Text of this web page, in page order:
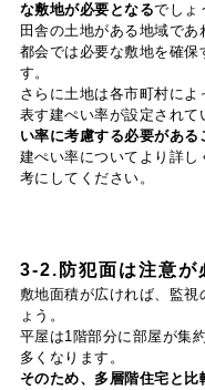
な敷地が必要となるでしょ
田舎の土地がある地域であ
都会では必要な敷地を確保
す。
さらに土地は各市町村に
表す建ぺい率が設定されて
い率に考慮する必要がある
建ぺい率についてより詳
考にしてください。
3-2.防犯面は注意が
敷地面積が広ければ、監視
ょう。
平屋は1階部分に部屋が集
多くなります。
そのため、多層階住宅と